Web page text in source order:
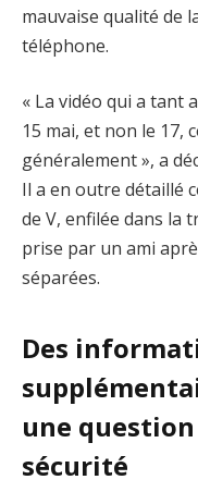
mauvaise qualité de
téléphone.
« La vidéo qui a tant
15 mai, et non le 17,
généralement », a
Il a en outre détaillé
de V, enfilée dans la
prise par un ami
séparées.
Des
une
sécurité